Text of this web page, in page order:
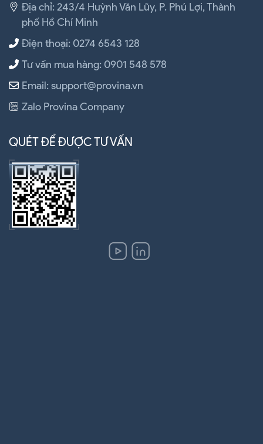
Địa chỉ: 243/4 Huỳnh Văn Lũy, P. Phú Lợi, Thành
phố Hồ Chí Minh
Điện thoại: 0274 6543 128
Tư vấn mua hàng: 0901 548 578
Email: support@provina.vn
Zalo Provina Company
QUÉT ĐỂ ĐƯỢC TƯ VẤN